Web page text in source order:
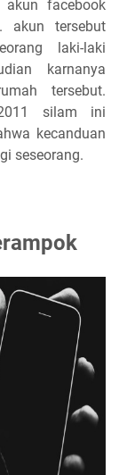
facebook
akun tersebut
laki-laki
karnanya
tersebut.
silam ini
kecanduan
seseorang.